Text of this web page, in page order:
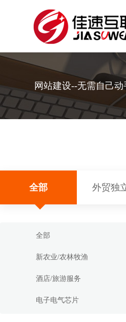
网站建设--无需自己
全部 外贸独
全部
新农业/农林牧渔
酒店/旅游服务
电子电气芯片